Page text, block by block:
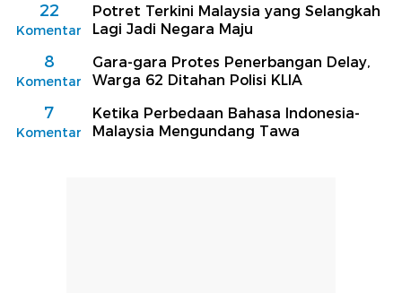
22
Komentar
Potret Terkini Malaysia yang Selangkah
Lagi Jadi Negara Maju
8
Komentar
Gara-gara Protes Penerbangan Delay,
Warga 62 Ditahan Polisi KLIA
7
Komentar
Ketika Perbedaan Bahasa Indonesia-
Malaysia Mengundang Tawa